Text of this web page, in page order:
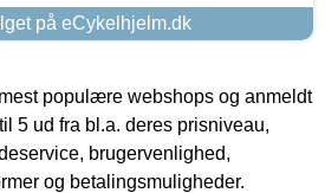
på eCykelhjelm.dk
populære webshops og anmeldt
5 ud fra bl.a. deres prisniveau,
brugervenlighed,
og betalingsmuligheder.